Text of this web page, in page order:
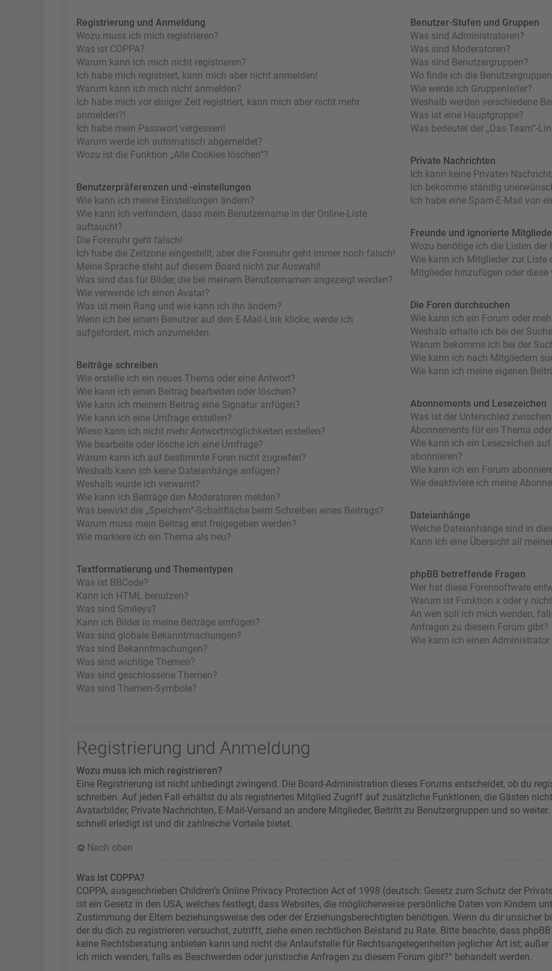
Registrierung und Anmeldung
Wozu muss ich mich registrieren?
Was ist COPPA?
Warum kann ich mich nicht registrieren?
Ich habe mich registriert, kann mich aber nicht anmelden!
Warum kann ich mich nicht anmelden?
Ich habe mich vor einiger Zeit registriert, kann mich aber nicht mehr
anmelden?!
Ich habe mein Passwort vergessen!
Warum werde ich automatisch abgemeldet?
Wozu ist die Funktion „Alle Cookies löschen“?
Benutzerpräferenzen und -einstellungen
Wie kann ich meine Einstellungen ändern?
Wie kann ich verhindern, dass mein Benutzername in der Online-Liste
auftaucht?
Die Forenuhr geht falsch!
Ich habe die Zeitzone eingestellt, aber die Forenuhr geht immer noch falsch!
Meine Sprache steht auf diesem Board nicht zur Auswahl!
Was sind das für Bilder, die bei meinem Benutzernamen angezeigt werden?
Wie verwende ich einen Avatar?
Was ist mein Rang und wie kann ich ihn ändern?
Wenn ich bei einem Benutzer auf den E-Mail-Link klicke, werde ich
aufgefordert, mich anzumelden.
Beiträge schreiben
Wie erstelle ich ein neues Thema oder eine Antwort?
Wie kann ich einen Beitrag bearbeiten oder löschen?
Wie kann ich meinem Beitrag eine Signatur anfügen?
Wie kann ich eine Umfrage erstellen?
Wieso kann ich nicht mehr Antwortmöglichkeiten erstellen?
Wie bearbeite oder lösche ich eine Umfrage?
Warum kann ich auf bestimmte Foren nicht zugreifen?
Weshalb kann ich keine Dateianhänge anfügen?
Weshalb wurde ich verwarnt?
Wie kann ich Beiträge den Moderatoren melden?
Was bewirkt die „Speichern“-Schaltfläche beim Schreiben eines Beitrags?
Warum muss mein Beitrag erst freigegeben werden?
Wie markiere ich ein Thema als neu?
Textformatierung und Thementypen
Was ist BBCode?
Kann ich HTML benutzen?
Was sind Smileys?
Kann ich Bilder in meine Beiträge einfügen?
Was sind globale Bekanntmachungen?
Was sind Bekanntmachungen?
Was sind wichtige Themen?
Was sind geschlossene Themen?
Was sind Themen-Symbole?
Benutzer-Stufen und Gruppen
Was sind Administratoren?
Was sind Moderatoren?
Was sind Benutzergruppen?
Wo finde ich die
Wie werde ich Gruppenleiter?
Weshalb werden verschiedene
Was ist eine Hauptgruppe?
Was bedeutet der „Das Team“-
Private Nachrichten
Ich kann keine Privaten
Ich bekomme ständig
Ich habe eine Spam-E-Mail von
Freunde und ignorierte
Wozu benötige ich die Listen
Wie kann ich Mitglieder zur Liste
Mitglieder hinzufügen oder
Die Foren durchsuchen
Wie kann ich ein Forum oder
Weshalb erhalte ich bei der
Warum bekomme ich bei der
Wie kann ich nach Mitgliedern
Wie kann ich meine eigenen
Abonnements und Lesezeichen
Was ist der Unterschied
Abonnements für ein Thema
Wie kann ich ein Lesezeichen
abonnieren?
Wie kann ich ein Forum
Wie deaktiviere ich meine
Dateianhänge
Welche Dateianhänge sind in
Kann ich eine Übersicht all
phpBB betreffende Fragen
Wer hat diese Forensoftware
Warum ist Funktion x oder y
An wen soll ich mich wenden,
Anfragen zu diesem Forum gibt?
Wie kann ich einen
Registrierung und Anmeldung
Wozu muss ich mich registrieren?
Eine Registrierung ist nicht unbedingt zwingend. Die Board-Administration dieses Forums entscheidet, ob du
schreiben. Auf jeden Fall erhältst du als registriertes Mitglied Zugriff auf zusätzliche Funktionen, die Gästen
Avatarbilder, Private Nachrichten, E-Mail-Versand an andere Mitglieder, Beitritt zu Benutzergruppen und so
schnell erledigt ist und dir zahlreiche Vorteile bietet.
Nach oben
Was ist COPPA?
COPPA, ausgeschrieben Children’s Online Privacy Protection Act of 1998 (deutsch: Gesetz zum Schutz der
ist ein Gesetz in den USA, welches festlegt, dass Websites, die möglicherweise persönliche Daten von Kindern
Zustimmung der Eltern beziehungsweise des oder der Erziehungsberechtigten benötigen. Wenn du dir unsicher
der du dich zu registrieren versuchst, zutrifft, ziehe einen rechtlichen Beistand zu Rate. Bitte beachte, dass
keine Rechtsberatung anbieten kann und nicht die Anlaufstelle für Rechtsangelegenheiten jeglicher Art ist; außer
ich mich wenden, falls es Beschwerden oder juristische Anfragen zu diesem Forum gibt?“ behandelt werden.